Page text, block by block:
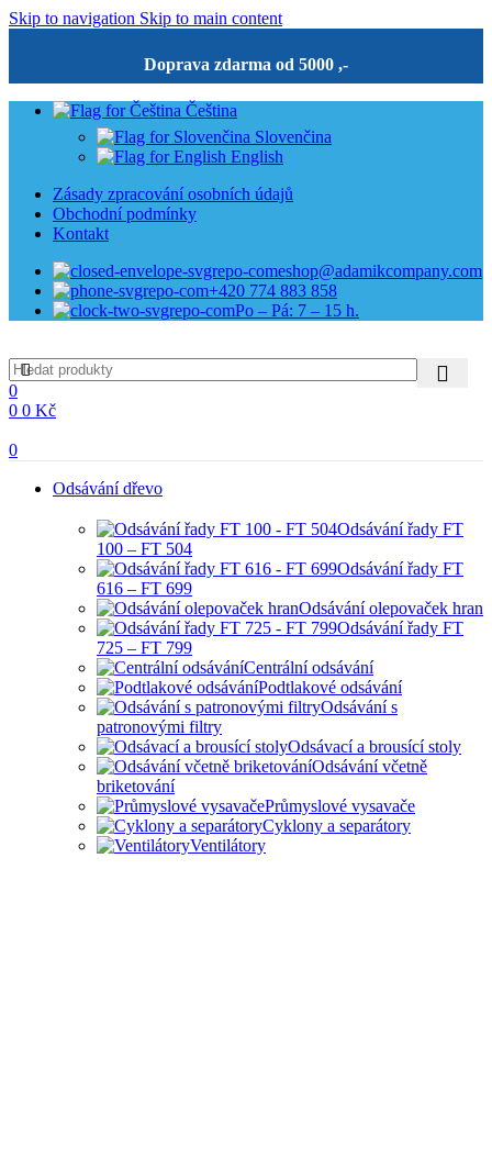
Skip to navigation Skip to main content
Doprava zdarma od 5000 ,-
Čeština
Slovenčina
English
Zásady zpracování osobních údajů
Obchodní podmínky
Kontakt
eshop@adamikcompany.com
+420 774 883 858
Po – Pá: 7 – 15 h.
0
0 0 Kč
0
Odsávání dřevo
Odsávání řady FT
100 – FT 504
Odsávání řady FT
616 – FT 699
Odsávání olepovaček hran
Odsávání řady FT
725 – FT 799
Centrální odsávání
Podtlakové odsávání
Odsávání s
patronovými filtry
Odsávací a brousící stoly
Odsávání včetně
briketování
Průmyslové vysavače
Cyklony a separátory
Ventilátory